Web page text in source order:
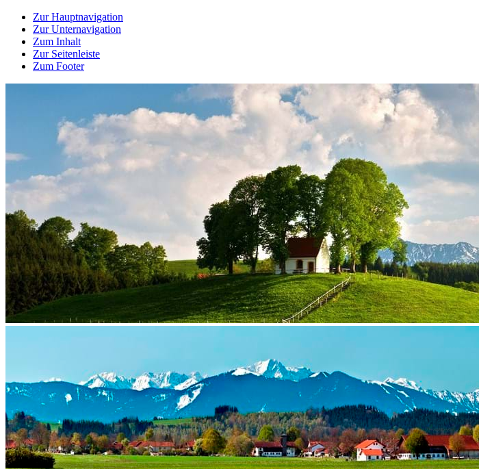
Zur Hauptnavigation
Zur Unternavigation
Zum Inhalt
Zur Seitenleiste
Zum Footer